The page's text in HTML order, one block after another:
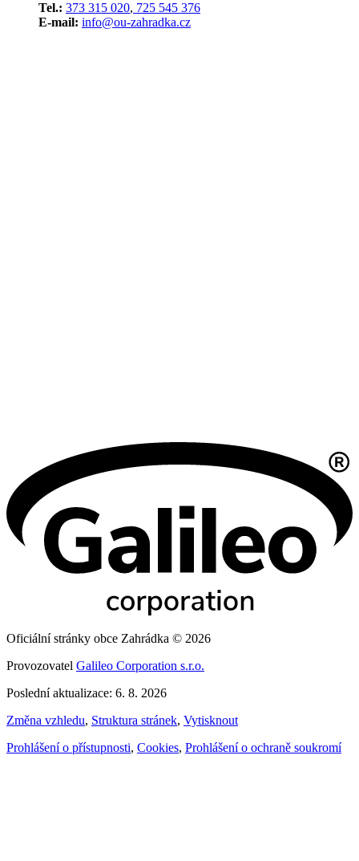
Tel.: 373 315 020, 725 545 376
E-mail: info@ou-zahradka.cz
Oficiální stránky obce Zahrádka © 2026
Provozovatel Galileo Corporation s.r.o.
Poslední aktualizace: 6. 8. 2026
Změna vzhledu, Struktura stránek, Vytisknout
Prohlášení o přístupnosti, Cookies, Prohlášení o ochraně soukromí